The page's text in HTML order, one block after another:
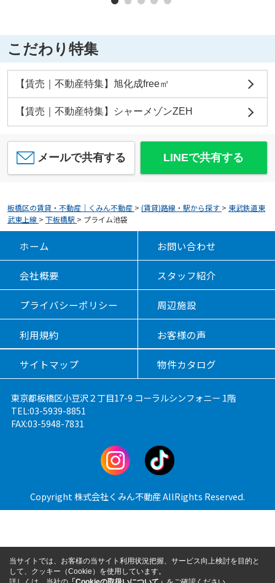
こだわり特集
【賃売｜不動産特集】旭化成free㎡
【賃売｜不動産特集】シャーメゾンZEH
メールで共有する LINEで共有する
板橋区の賃貸・不動産｜くみん不動産 > (賃貸)路線・駅から探す > 東武鉄道東
武東上線 > 下板橋駅 > プライム池袋
ホーム お問い合わせ
会社概要 スタッフ紹介
プライバシーポリシー 周辺施設
利用規約 お客様の声
サイトマップ 物件カタログ
東京都板橋区小豆沢２丁目17-9 コーラルシンフォニー 1階
TEL:03-5939-8851
FAX:03-5948-7831
Copyright 株式会社くみん不動産 AllRights Reserved.
当サイトでは、お客様の当サイト利用状況把握、サービス向上検討を目的と
して、クッキー（Cookie）を使用しています。